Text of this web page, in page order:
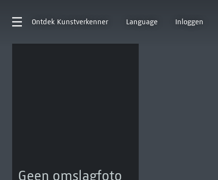
Ontdek Kunstverkenner Language Inloggen
Geen omslagfoto